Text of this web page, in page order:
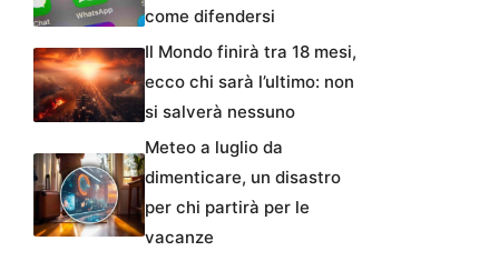
come difendersi
Il Mondo finirà tra 18 mesi,
ecco chi sarà l’ultimo: non
si salverà nessuno
Meteo a luglio da
dimenticare, un disastro
per chi partirà per le
vacanze